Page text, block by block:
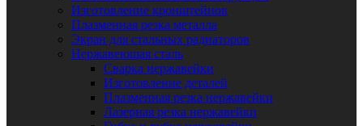
Изготовление кронштейнов
Плазменная резка металла
Экран для стальных радиаторов
Нержавеющая сталь
Сварка нержавейки
Изготовление деталей
Плазменная резка нержавейки
Лазерная резка нержавейки